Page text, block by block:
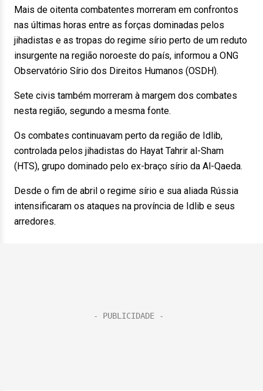
Mais de oitenta combatentes morreram em confrontos
nas últimas horas entre as forças dominadas pelos
jihadistas e as tropas do regime sírio perto de um reduto
insurgente na região noroeste do país, informou a ONG
Observatório Sírio dos Direitos Humanos (OSDH).
Sete civis também morreram à margem dos combates
nesta região, segundo a mesma fonte.
Os combates continuavam perto da região de Idlib,
controlada pelos jihadistas do Hayat Tahrir al-Sham
(HTS), grupo dominado pelo ex-braço sírio da Al-Qaeda.
Desde o fim de abril o regime sírio e sua aliada Rússia
intensificaram os ataques na província de Idlib e seus
arredores.